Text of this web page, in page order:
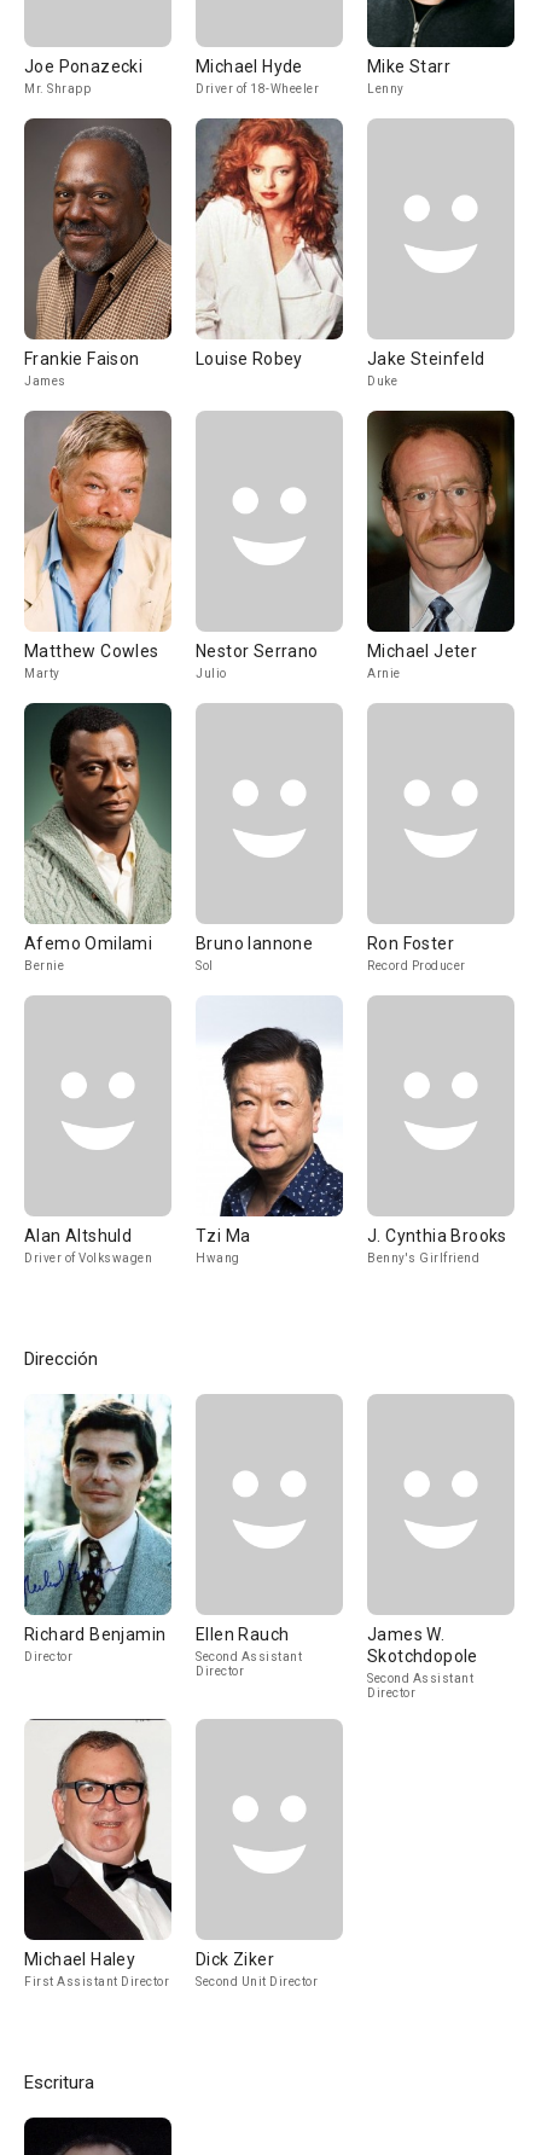
Joe Ponazecki
Mr. Shrapp
Michael Hyde
Driver of 18-Wheeler
Mike Starr
Lenny
Frankie Faison
James
Louise Robey Jake Steinfeld
Duke
Matthew Cowles
Marty
Nestor Serrano
Julio
Michael Jeter
Arnie
Afemo Omilami
Bernie
Bruno Iannone
Sol
Ron Foster
Record Producer
Alan Altshuld
Driver of Volkswagen
Tzi Ma
Hwang
J. Cynthia Brooks
Benny's Girlfriend
Dirección
Richard Benjamin
Director
Ellen Rauch
Second Assistant
Director
James W.
Skotchdopole
Second Assistant
Director
Michael Haley
First Assistant Director
Dick Ziker
Second Unit Director
Escritura